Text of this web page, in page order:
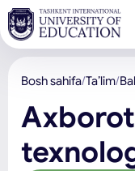
Bosh sahifa Ta’lim
Axborot